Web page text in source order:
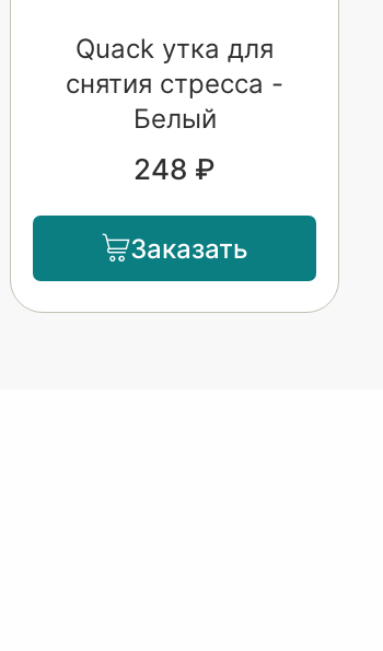
Quack утка для
снятия стресса -
Белый
248 ₽
Заказать